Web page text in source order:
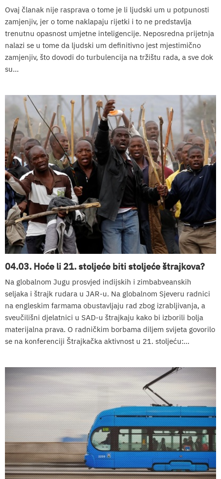
Ovaj članak nije rasprava o tome je li ljudski um u potpunosti
zamjenjiv, jer o tome naklapaju rijetki i to ne predstavlja
trenutnu opasnost umjetne inteligencije. Neposredna prijetnja
nalazi se u tome da ljudski um definitivno jest mjestimično
zamjenjiv, što dovodi do turbulencija na tržištu rada, a sve dok
su...
04.03. Hoće li 21. stoljeće biti stoljeće štrajkova?
Na globalnom Jugu prosvjed indijskih i zimbabveanskih
seljaka i štrajk rudara u JAR-u. Na globalnom Sjeveru radnici
na engleskim farmama obustavljaju rad zbog izrabljivanja, a
sveučilišni djelatnici u SAD-u štrajkaju kako bi izborili bolja
materijalna prava. O radničkim borbama diljem svijeta govorilo
se na konferenciji Štrajkačka aktivnost u 21. stoljeću:...